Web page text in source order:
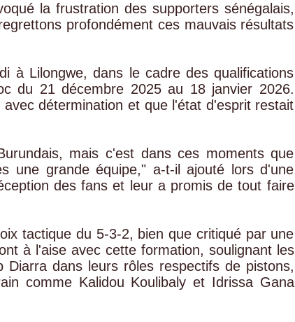
la frustration des supporters sénégalais,
profondément ces mauvais résultats
à Lilongwe, dans le cadre des qualifications
du 21 décembre 2025 au 18 janvier 2026.
détermination et que l'état d'esprit restait
mais c'est dans ces moments que
une grande équipe," a-t-il ajouté lors d'une
des fans et leur a promis de tout faire
tactique du 5-3-2, bien que critiqué par une
à l'aise avec cette formation, soulignant les
dans leurs rôles respectifs de pistons,
comme Kalidou Koulibaly et Idrissa Gana